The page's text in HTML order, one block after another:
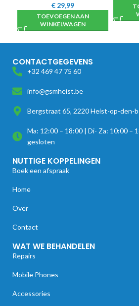
€ 29,99
TOEVOEGEN AAN
WINKELWAGEN
CONTACTGEGEVENS
+32 469 47 75 60
info@gsmheist.be
Bergstraat 65, 2220 Heist-op-den-
Ma: 12:00 – 18:00 | Di- Za: 10:00 –
gesloten
NUTTIGE KOPPELINGEN
Boek een afspraak
Home
Over
Contact
WAT WE BEHANDELEN
Repairs
Mobile Phones
Accessories